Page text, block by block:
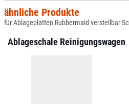
ähnliche Produkte
für Ablageplatten Rubbermaid verstellbar
Ablageschale Reinigungswagen